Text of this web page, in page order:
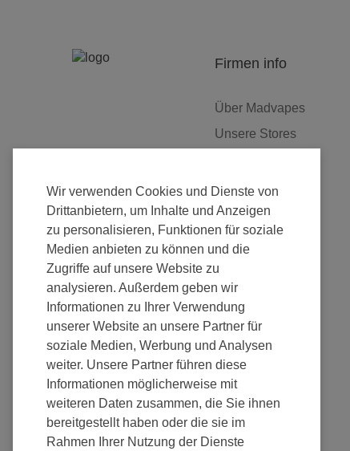
Wir verwenden Cookies und Dienste von
Drittanbietern, um Inhalte und Anzeigen
zu personalisieren, Funktionen für soziale
Medien anbieten zu können und die
Zugriffe auf unsere Website zu
analysieren. Außerdem geben wir
Informationen zu Ihrer Verwendung
unserer Website an unsere Partner für
soziale Medien, Werbung und Analysen
weiter. Unsere Partner führen diese
Informationen möglicherweise mit
weiteren Daten zusammen, die Sie ihnen
bereitgestellt haben oder die sie im
Rahmen Ihrer Nutzung der Dienste
Firmen info
Über Madvapes
Unsere Stores
Franchise
Fulfillment
Nachhaltigkeit
Zahlung